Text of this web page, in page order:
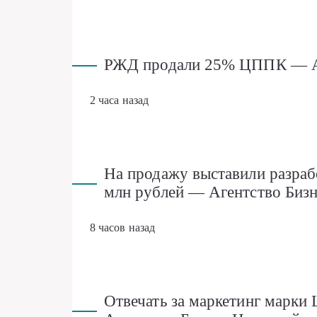
РЖД продали 25% ЦППК —
2 часа назад
На продажу выставили
млн рублей — Агентство
8 часов назад
Отвечать за маркетинг